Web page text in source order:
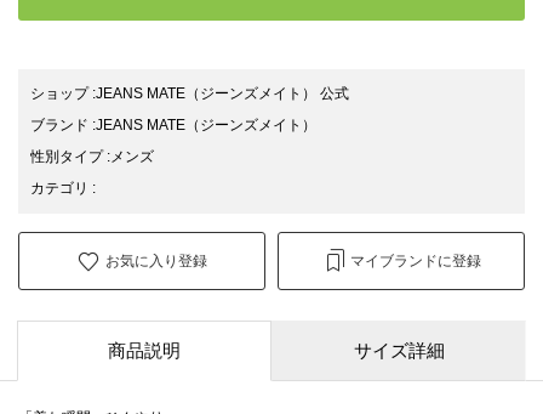
ショップ:JEANS MATE（ジーンズメイト） 公式
ブランド :JEANS MATE （ジーンズメイト）
性別タイプ: メンズ
カテゴリ :
お気に入り登録 マイブランドに登録
商品説明 サイズ詳細